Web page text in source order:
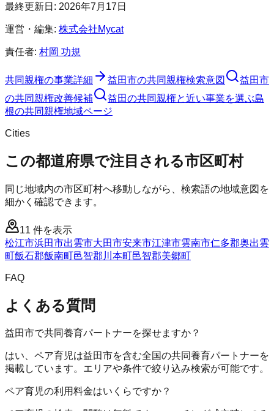
最終更新日: 2026年7月17日
運営・編集: 株式会社Mycat
責任者: 村岡 功規
共同親権の事業詳細 益田市の共同親権検索意図
益田市
の共同親権改善候補 益田の共同親権と近い事業を選ぶ島
根の共同親権地域ページ
Cities
この都道府県で注目される市区町村
同じ地域内の市区町村へ移動しながら、検索語の地域意図を
細かく確認できます。
11 件を表示
松江市浜田市出雲市大田市安来市江津市雲南市仁多郡奥出雲
町飯石郡飯南町邑智郡川本町邑智郡美郷町
FAQ
よくある質問
益田市で共同養育パートナーを探せますか？
はい、ペア育児は益田市を含む全国の共同養育パートナーを
掲載しています。エリアや条件で絞り込み検索が可能です。
ペア育児の利用料金はいくらですか？